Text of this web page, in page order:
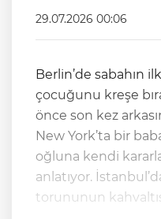
29.07.2026 00:06
Berlin’de sabahın
çocuğunu kreşe
önce son kez
New York’ta bir
oğluna kendi
anlatıyor.
torununun